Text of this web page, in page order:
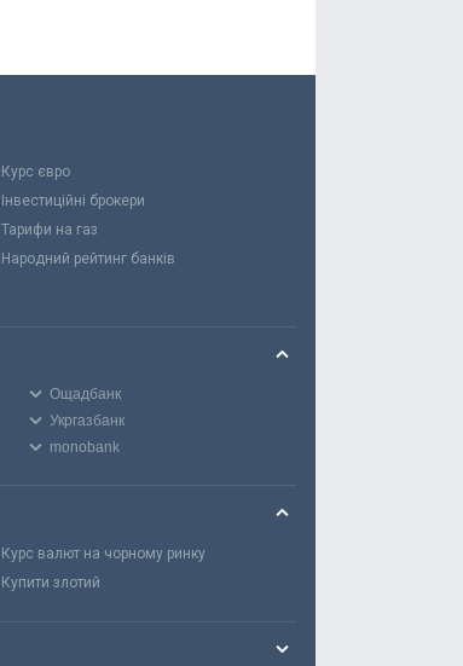
Курс євро
Інвестиційні брокери
Тарифи на газ
Народний рейтинг банків
Ощадбанк
Укргазбанк
monobank
Курс валют на чорному ринку
Купити злотий